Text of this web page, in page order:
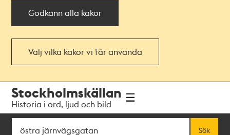
Godkänn alla kakor
Välj vilka kakor vi får använda
navigationen
huvudinnehållet
Stockholmskällan
Historia i ord, ljud och bild
Sök
Sök